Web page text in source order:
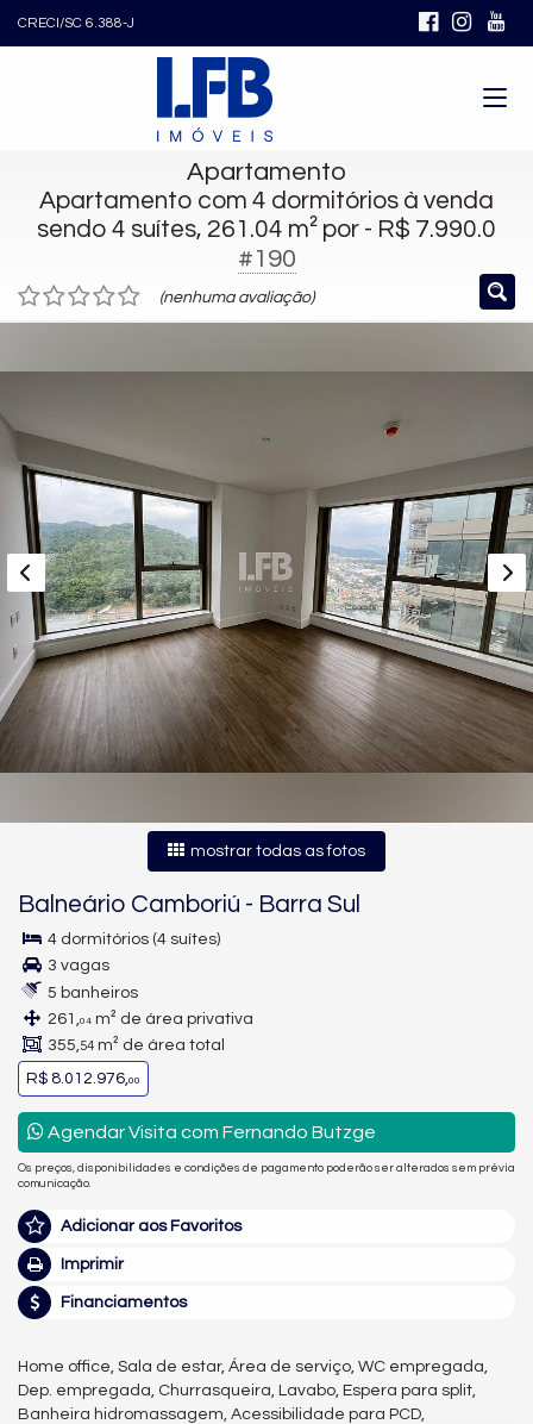
CRECI/SC 6.388-J
Apartamento
Apartamento com 4 dormitórios à venda
sendo 4 suítes, 261.04 m² por - R$ 7.990.0
#190
(nenhuma avaliação)
mostrar todas as fotos
Balneário Camboriú - Barra Sul
4 dormitórios (4 suítes)
3 vagas
5 banheiros
261,04 m² de área privativa
355,54 m² de área total
R$ 8.012.976,00
Agendar Visita com Fernando Butzge
Os preços, disponibilidades e condições de pagamento poderão ser alterados sem prévia
comunicação.
Adicionar aos Favoritos
Imprimir
Financiamentos
Home office, Sala de estar, Área de serviço, WC empregada,
Dep. empregada, Churrasqueira, Lavabo, Espera para split,
Banheira hidromassagem, Acessibilidade para PCD,